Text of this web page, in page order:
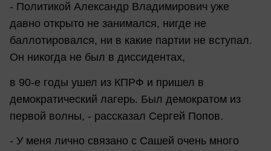
- Политикой Александр Владимирович уже
давно открыто не занимался, нигде не
баллотировался, ни в какие партии не вступал.
Он никогда не был в диссидентах,
в 90-е годы ушел из КПРФ и пришел в
демократический лагерь. Был демократом из
первой волны, - рассказал Сергей Попов.
- У меня лично связано с Сашей очень много